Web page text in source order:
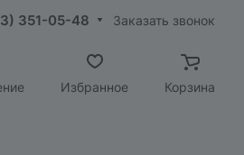
351-05-48 Заказать звонок
Избранное Корзина